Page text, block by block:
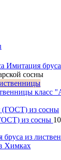
Имитация бруса
сосны
класс
из сосны